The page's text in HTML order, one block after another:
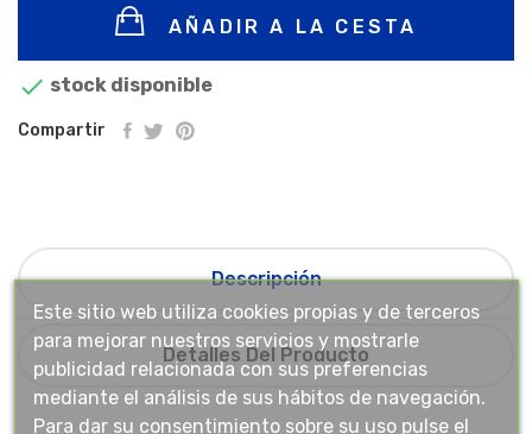
AÑADIR A LA CESTA
 stock disponible
Compartir
Descripción
Detalles Del Producto
Este sitio web utiliza cookies propias y de terceros
para mejorar nuestros servicios y mostrarle
publicidad relacionada con sus preferencias
mediante el análisis de sus hábitos de navegación.
Para dar su consentimiento sobre su uso pulse el